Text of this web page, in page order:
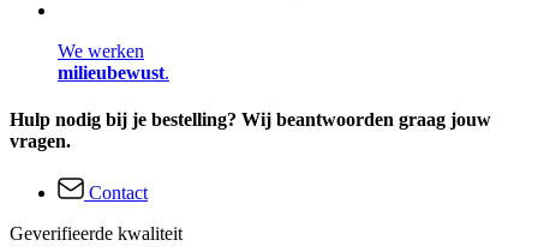
We werken
milieubewust.
Hulp nodig bij je bestelling? Wij beantwoorden graag jouw
vragen.
Contact
Geverifieerde kwaliteit